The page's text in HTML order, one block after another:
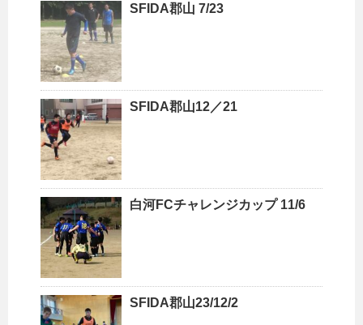
SFIDA郡山 7/23
SFIDA郡山12／21
白河FCチャレンジカップ 11/6
SFIDA郡山23/12/2